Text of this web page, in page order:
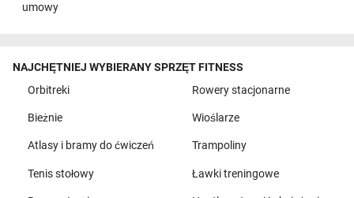
umowy
NAJCHĘTNIEJ WYBIERANY SPRZĘT FITNESS
Orbitreki
Rowery stacjonarne
Bieżnie Wioślarze
Atlasy i bramy do ćwiczeń Trampoliny
Tenis stołowy Ławki treningowe